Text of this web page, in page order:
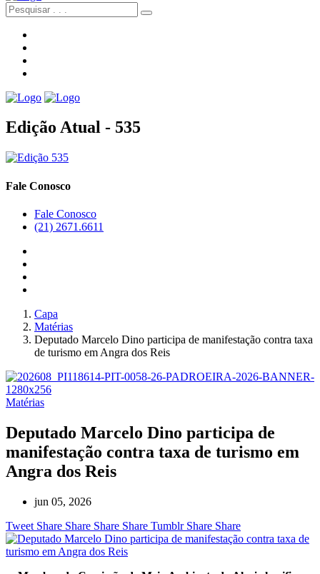
Edição Atual - 535
Fale Conosco
Fale Conosco
(21) 2671.6611
Capa
Matérias
Deputado Marcelo Dino participa de manifestação contra taxa
de turismo em Angra dos Reis
Matérias
Deputado Marcelo Dino participa de
manifestação contra taxa de turismo em
Angra dos Reis
jun 05, 2026
Tweet Share Share Share Share Tumblr Share Share